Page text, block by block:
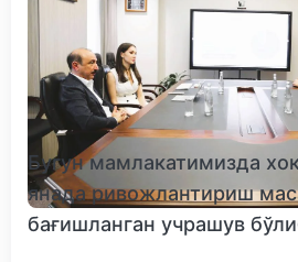
Бугун мамлакатимизда
янада ривожлантириш
бағишланган учрашув